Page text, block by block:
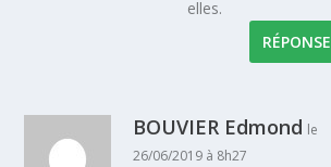
elles.
RÉPONSE
BOUVIER Edmond le
26/06/2019 à 8h27